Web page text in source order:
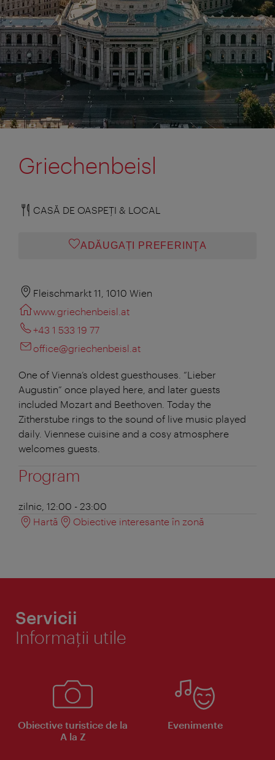
Griechenbeisl
CASĂ DE OASPEŢI & LOCAL
ADĂUGAȚI PREFERINŢA
Fleischmarkt 11, 1010 Wien
www.griechenbeisl.at
+43 1 533 19 77
office@griechenbeisl.at
One of Vienna’s oldest guesthouses. “Lieber
Augustin” once played here, and later guests
included Mozart and Beethoven. Today the
Zitherstube rings to the sound of live music played
daily. Viennese cuisine and a cosy atmosphere
welcomes guests.
Program
zilnic, 12:00 - 23:00
Hartă
Obiective interesante în zonă
Servicii
Informaţii utile
Obiective turistice de la
A la Z
Evenimente